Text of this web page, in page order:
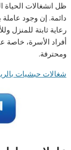
ظل انشغالات الحياة
دائمة. إن وجود
رعاية ثابتة للمنزل
أفراد الأسرة، خاصة
ومحترفة.
شغالات حبشيات